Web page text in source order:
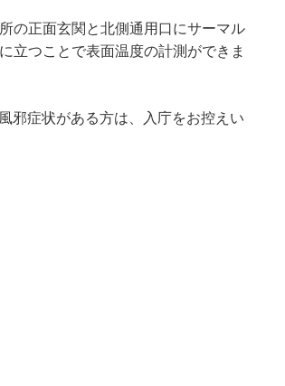
の正面玄関と北側通用口にサーマル
立つことで表面温度の計測ができま
邪症状がある方は、入庁をお控えい